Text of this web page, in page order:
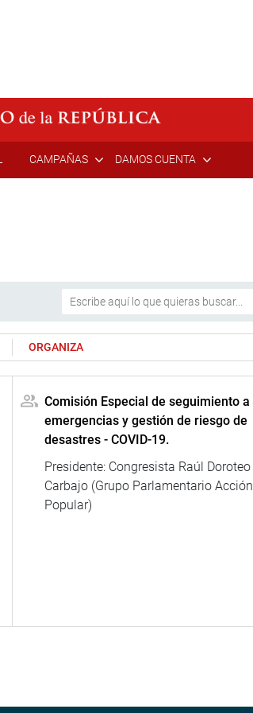
CAMPAÑAS DAMOS CUENTA
ORGANIZA
Comisión Especial de seguimiento a
emergencias y gestión de riesgo de
desastres - COVID-19.
Presidente: Congresista Raúl Doroteo
Carbajo (Grupo Parlamentario Acción
Popular)